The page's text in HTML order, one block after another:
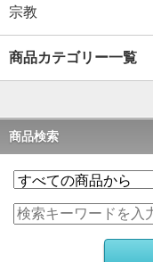
宗教
商品カテゴリー一覧
商品検索